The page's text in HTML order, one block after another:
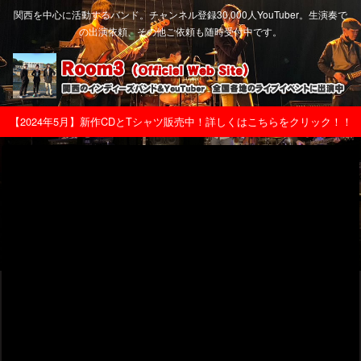
関西を中心に活動するバンド。チャンネル登録30,000人YouTuber。生演奏で
の出演依頼、その他ご依頼も随時受付中です。
【2024年5月】新作CDとTシャツ販売中！詳しくはこちらをクリック！！